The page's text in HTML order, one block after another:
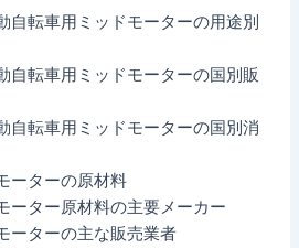
自転車用ミッドモーターの用途別
自転車用ミッドモーターの国別販
自転車用ミッドモーターの国別消
ーターの原材料
ーター原材料の主要メーカー
ーターの主な販売業者